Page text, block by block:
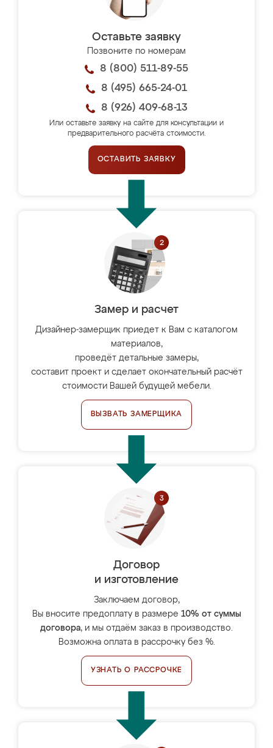
Оставьте заявку
Позвоните по номерам
8 (800) 511-89-55
8 (495) 665-24-01
8 (926) 409-68-13
Или оставьте заявку на сайте для консультации и
предварительного расчёта стоимости.
ОСТАВИТЬ ЗАЯВКУ
Замер и расчет
Дизайнер-замерщик приедет к Вам с каталогом
материалов,
проведёт детальные замеры,
составит проект и сделает окончательный расчёт
стоимости Вашей будущей мебели.
ВЫЗВАТЬ ЗАМЕРЩИКА
Договор
и изготовление
Заключаем договор,
Вы вносите предоплату в размере 10% от суммы
договора, и мы отдаём заказ в производство.
Возможна оплата в рассрочку без %.
УЗНАТЬ О РАССРОЧКЕ